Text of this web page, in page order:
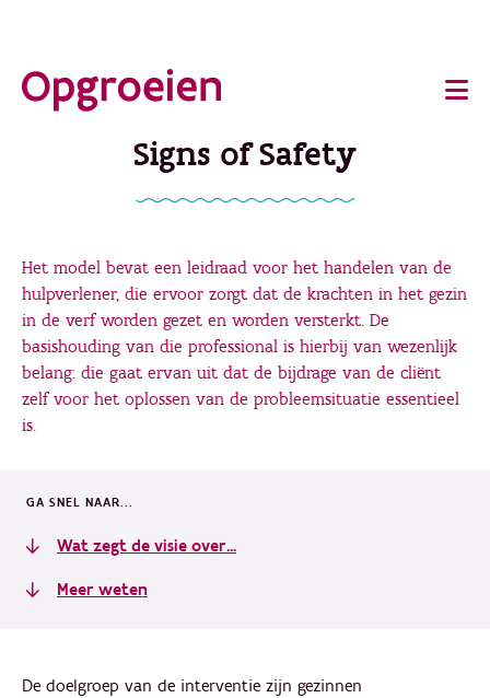
direct
Main
navigationSigns of Safety
Het model bevat een leidraad voor het handelen van de
hulpverlener, die ervoor zorgt dat de krachten in het gezin
in de verf worden gezet en worden versterkt. De
basishouding van die professional is hierbij van wezenlijk
belang: die gaat ervan uit dat de bijdrage van de cliënt
zelf voor het oplossen van de probleemsituatie essentieel
is.
GA SNEL NAAR...
Wat zegt de visie over...
Meer weten
De doelgroep van de interventie zijn gezinnen